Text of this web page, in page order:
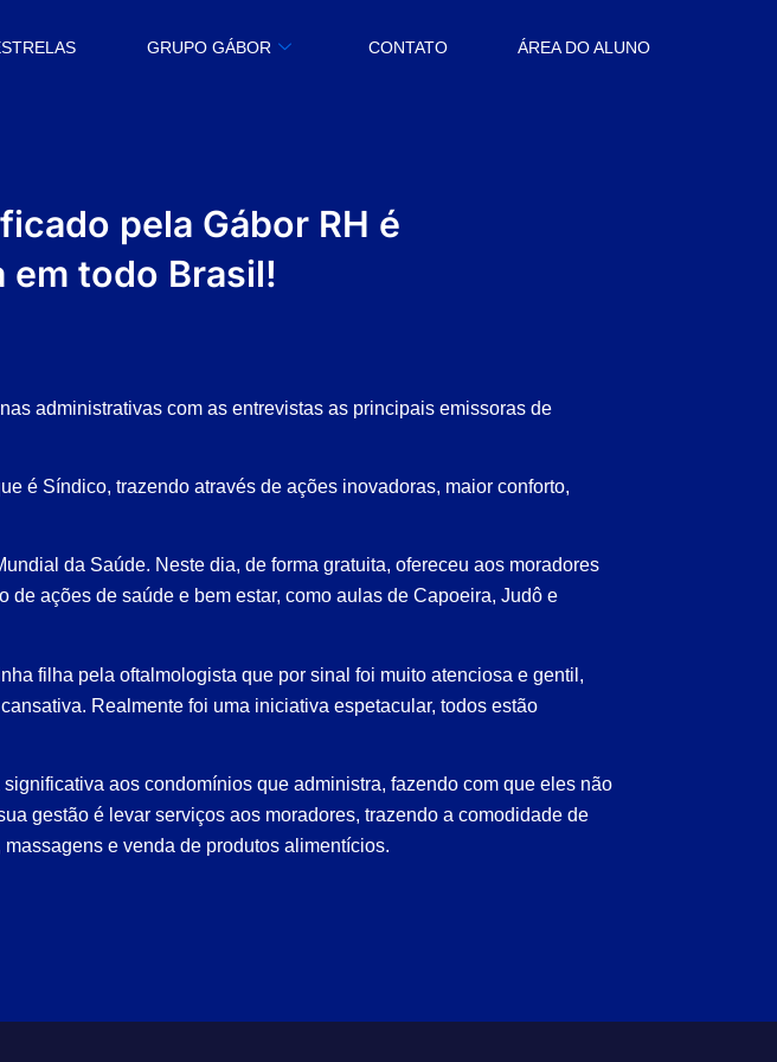
GRUPO GÁBOR CONTATO ÁREA DO ALUNO
pela Gábor RH é
em todo Brasil!
administrativas com as entrevistas as principais emissoras de
é Síndico, trazendo através de ações inovadoras, maior conforto,
da Saúde. Neste dia, de forma gratuita, ofereceu aos moradores
ações de saúde e bem estar, como aulas de Capoeira, Judô e
filha pela oftalmologista que por sinal foi muito atenciosa e gentil,
Realmente foi uma iniciativa espetacular, todos estão
aos condomínios que administra, fazendo com que eles não
gestão é levar serviços aos moradores, trazendo a comodidade de
e venda de produtos alimentícios.